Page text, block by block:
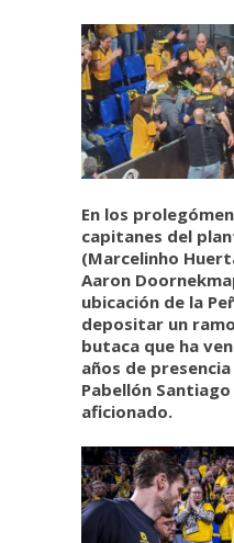
En los
capitanes del
(Marcelinho
Aaron
ubicación de la
depositar un
butaca que ha
años de
Pabellón
aficionado.